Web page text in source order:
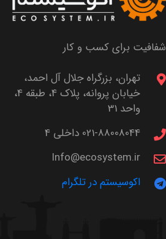
شفافیت برای کسب و کار
تهران، بزرگراه جلال آل احمد،
خیابان پروانه، پلاک 4، طبقه 4،
واحد 31
021-88008044 داخلی 4
Info@ecosystem.ir
اکوسیستم در تلگرام